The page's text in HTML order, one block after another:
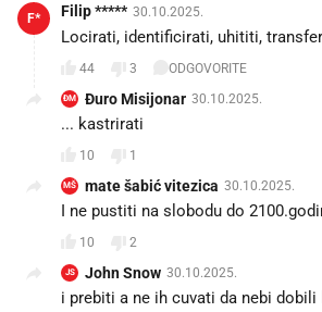
F* Filip ***** 30.10.2025.
Locirati, identificirati, uhititi,
44 3 ODGOVORITE
ĐM Đuro Misijonar 30.10.2025.
... kastrirati
10 1
MŠ mate šabić vitezica 30.10.2025.
I ne pustiti na slobodu do
10 2
JS John Snow 30.10.2025.
i prebiti a ne ih cuvati da nebi dobili